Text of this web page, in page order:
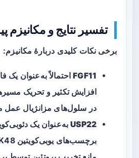
تفسیر نتایج و مکانیزم
برخی نکات کلیدی دربارهٔ مکانیزم:
FGF11احتمالاً به‌عنوان یک
افزایش تکثیر و تحریک
در سلول‌های مزانژیال عمل
USP22به‌عنوان یک